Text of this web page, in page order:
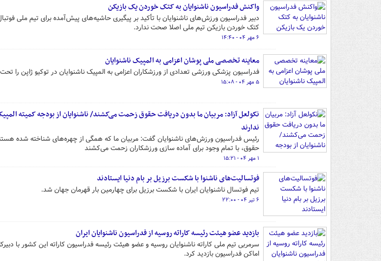
واکنش فدراسیون ناشنوایان به کتک خوردن یک بازیکن
دبیر فدراسیون ورزش‌های ناشنوایان با تأکید بر پیگیری حاشیه‌های پیش‌آمده برای تیم ملی
کتک خوردن بازیکن تیم ملی اصلا صحت ندارد.
۶ مهر ۰۴ - ۱۴:۴۰
معاینه تخصصی ملی پوشان اعزامی به المپیک ناشنوایان
فدراسیون پزشکی ورزشی تعدادی از ورزشکاران اعزامی به المپیک ناشنوایان در توکیو ژاپن را
۵ مهر ۰۴ - ۱۵:۰۸
نکولعل آزاد: مربیان ما بدون دریافت حقوق زحمت می‌کشند/ ناشنوایان از بودجه کمیته
ندارند
رئیس فدراسیون ورزش‌های ناشنوایان گفت: مربیان ما که همگی از چهره‌های شناخته شده
حقوق، با تمام وجود برای آماده سازی ورزشکاران زحمت می‌کشند
۱ مهر ۰۴ - ۱۵:۲۱
فوتسالیت‌های ناشنوا با شکست برزیل بر بام دنیا ایستادند
تیم فوتسال ناشنوایان ایران با شکست برزیل برای چهارمین بار قهرمان جهان شد.
۶ تیر ۰۴ - ۲۲:۰۰
بازدید عضو هیئت رئیسه کاراته روسیه از فدراسیون ناشنوایان ایران
سرمربی تیم ملی کاراته ناشنوایان روسیه و عضو هیئت رئیسه فدراسیون کاراته این کشور با
اماکن فدراسیون بازدید کرد.